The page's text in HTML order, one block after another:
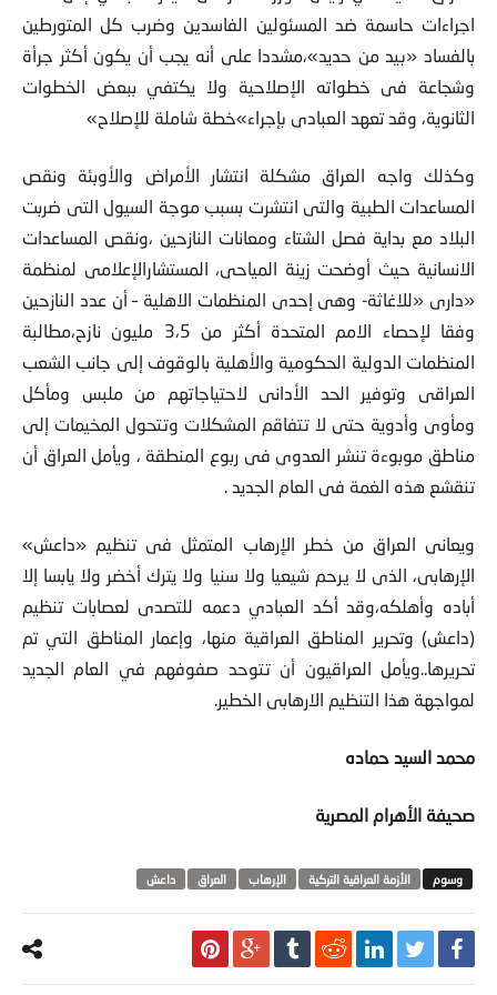
اجراءات حاسمة ضد المسئولين الفاسدين وضرب كل المتورطين
بالفساد «بيد من حديد»،مشددا على أنه يجب أن يكون أكثر جرأة
وشجاعة فى خطواته الإصلاحية ولا يكتفي ببعض الخطوات
الثانوية، وقد تعهد العبادى بإجراء»خطة شاملة للإصلاح»
وكذلك واجه العراق مشكلة انتشار الأمراض والأوبئة ونقص
المساعدات الطبية والتى انتشرت بسبب موجة السيول التى ضربت
البلاد مع بداية فصل الشتاء ومعانات النازحين ،ونقص المساعدات
الانسانية حيث أوضحت زينة المياحى، المستشارالإعلامى لمنظمة
«دارى «للاغاثة- وهى إحدى المنظمات الاهلية – أن عدد النازحين
وفقا لإحصاء الامم المتحدة أكثر من 3،5 مليون نازح،مطالبة
المنظمات الدولية الحكومية والأهلية بالوقوف إلى جانب الشعب
العراقى وتوفير الحد الأدانى لاحتياجاتهم من ملبس ومأكل
ومأوى وأدوية حتى لا تتفاقم المشكلات وتتحول المخيمات إلى
مناطق موبوءة تنشر العدوى فى ربوع المنطقة ، ويأمل العراق أن
تنقشع هذه الغمة فى العام الجديد .
ويعانى العراق من خطر الإرهاب المتمثل فى تنظيم «داعش»
الإرهابى، الذى لا يرحم شيعيا ولا سنيا ولا يترك أخضر ولا يابسا إلا
أباده وأهلكه،وقد أكد العبادي دعمه للتصدى لعصابات تنظيم
(داعش) وتحرير المناطق العراقية منها، وإعمار المناطق التي تم
تحريرها..ويأمل العراقيون أن تتوحد صفوفهم في العام الجديد
لمواجهة هذا التنظيم الارهابى الخطير.
محمد السيد حماده
صحيفة الأهرام المصرية
الأزمة العراقية التركية الإرهاب العراق داعش